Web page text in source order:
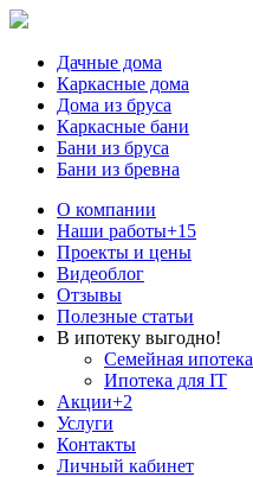
Дачные дома
Каркасные дома
Дома из бруса
Каркасные бани
Бани из бруса
Бани из бревна
О компании
Наши работы+15
Проекты и цены
Видеоблог
Отзывы
Полезные статьи
В ипотеку выгодно!
Семейная ипотека
Ипотека для IT
Акции+2
Услуги
Контакты
Личный кабинет